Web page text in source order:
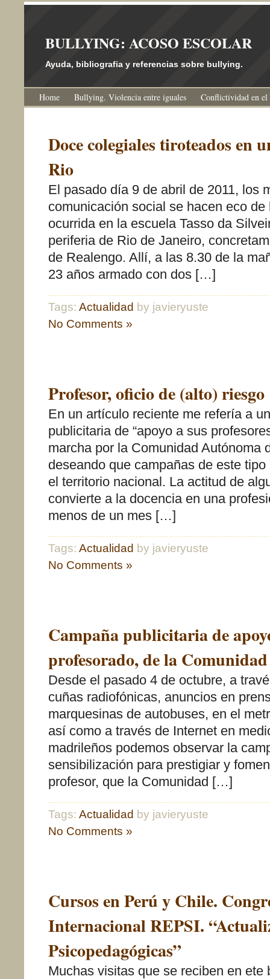
BULLYING: ACOSO ESCOLAR
Ayuda, bibliografia y referencias sobre bullying.
Home Bullying. Violencia entre iguales Conflictividad en
Doce colegiales tiroteados en
Rio
El pasado día 9 de abril de 2011, los
comunicación social se hacen eco de
ocurrida en la escuela Tasso da
periferia de Rio de Janeiro,
de Realengo. Allí, a las 8.30 de la
23 años armado con dos […]
Tags: Actualidad by javieryuste
No Comments »
Profesor, oficio de (alto) riesgo
En un artículo reciente me refería a
publicitaria de “apoyo a sus
marcha por la Comunidad Autónoma
deseando que campañas de este
el territorio nacional. La actitud de
convierte a la docencia en una
menos de un mes […]
Tags: Actualidad by javieryuste
No Comments »
Campaña publicitaria de
profesorado, de la
Desde el pasado 4 de octubre, a
cuñas radiofónicas, anuncios en
marquesinas de autobuses, en el
así como a través de Internet en
madrileños podemos observar la
sensibilización para prestigiar y
profesor, que la Comunidad […]
Tags: Actualidad by javieryuste
No Comments »
Cursos en Perú y Chile.
Internacional REPSI.
Psicopedagógicas”
Muchas visitas que se reciben en ete